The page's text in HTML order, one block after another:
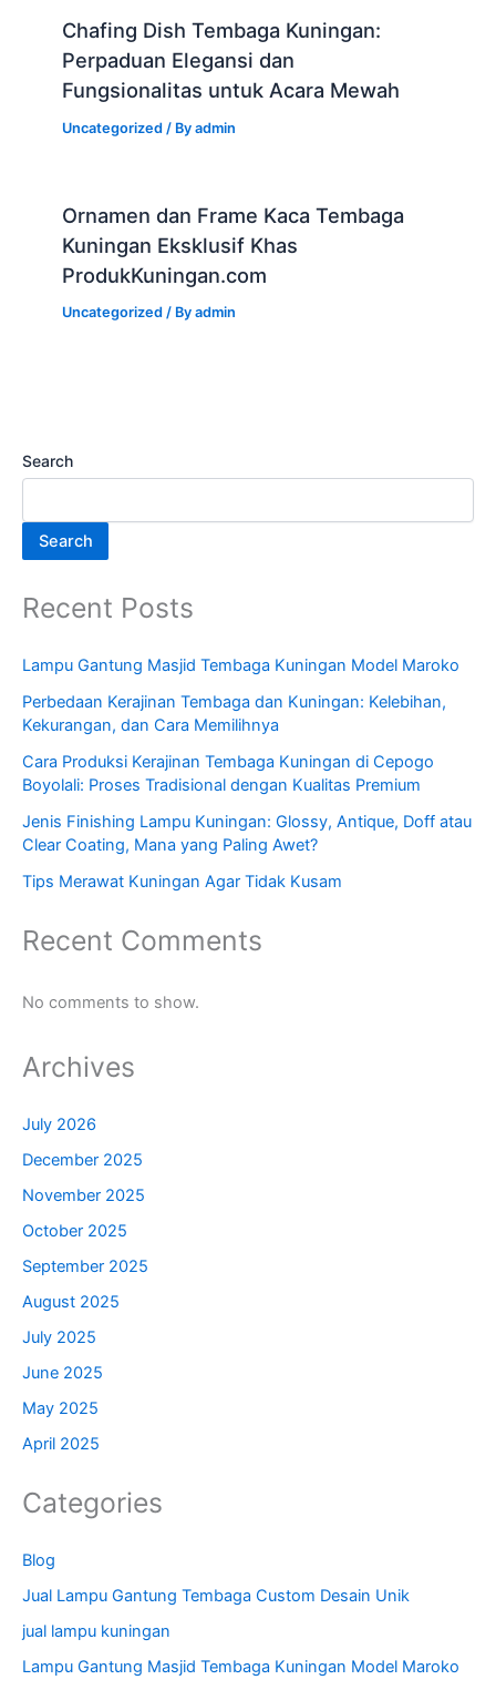
Chafing Dish Tembaga Kuningan:
Perpaduan Elegansi dan
Fungsionalitas untuk Acara Mewah
Uncategorized / Byadmin
Ornamen dan Frame Kaca Tembaga
Kuningan Eksklusif Khas
ProdukKuningan.com
Uncategorized / Byadmin
Search
Search
Recent Posts
Lampu Gantung Masjid Tembaga Kuningan Model Maroko
Perbedaan Kerajinan Tembaga dan Kuningan: Kelebihan,
Kekurangan, dan Cara Memilihnya
Cara Produksi Kerajinan Tembaga Kuningan di Cepogo
Boyolali: Proses Tradisional dengan Kualitas Premium
Jenis Finishing Lampu Kuningan: Glossy, Antique, Doff atau
Clear Coating, Mana yang Paling Awet?
Tips Merawat Kuningan Agar Tidak Kusam
Recent Comments
No comments to show.
Archives
July 2026
December 2025
November 2025
October 2025
September 2025
August 2025
July 2025
June 2025
May 2025
April 2025
Categories
Blog
Jual Lampu Gantung Tembaga Custom Desain Unik
jual lampu kuningan
Lampu Gantung Masjid Tembaga Kuningan Model Maroko